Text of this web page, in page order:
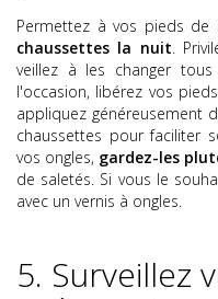
Permettez à vos pieds de
chaussettes la nuit.
veillez à les changer
l'occasion, libérez vos
appliquez généreusement
chaussettes pour faciliter
vos ongles, gardez-les
de saletés. Si vous le
avec un vernis à ongles.
5. Surveillez